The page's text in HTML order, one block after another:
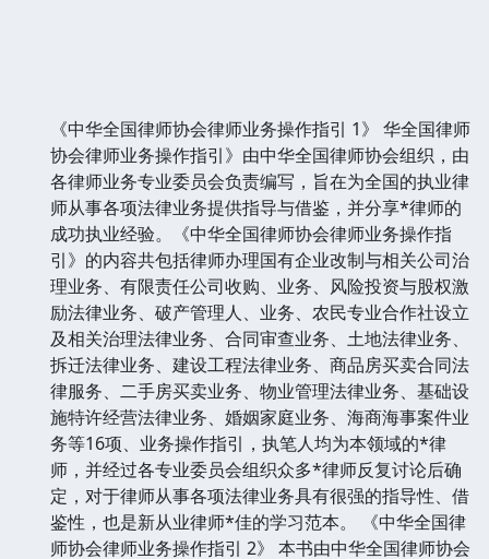
《中华全国律师协会律师业务操作指引 1》 华全国律师
协会律师业务操作指引》由中华全国律师协会组织，由
各律师业务专业委员会负责编写，旨在为全国的执业律
师从事各项法律业务提供指导与借鉴，并分享*律师的
成功执业经验。《中华全国律师协会律师业务操作指
引》的内容共包括律师办理国有企业改制与相关公司治
理业务、有限责任公司收购、业务、风险投资与股权激
励法律业务、破产管理人、业务、农民专业合作社设立
及相关治理法律业务、合同审查业务、土地法律业务、
拆迁法律业务、建设工程法律业务、商品房买卖合同法
律服务、二手房买卖业务、物业管理法律业务、基础设
施特许经营法律业务、婚姻家庭业务、海商海事案件业
务等16项、业务操作指引，执笔人均为本领域的*律
师，并经过各专业委员会组织众多*律师反复讨论后确
定，对于律师从事各项法律业务具有很强的指导性、借
鉴性，也是新从业律师*佳的学习范本。 《中华全国律
师协会律师业务操作指引 2》 本书由中华全国律师协会